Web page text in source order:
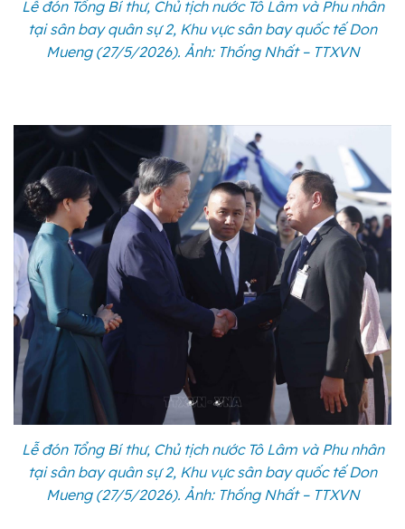
Lễ đón Tổng Bí thư, Chủ tịch nước Tô Lâm và Phu nhân
tại sân bay quân sự 2, Khu vực sân bay quốc tế Don
Mueng (27/5/2026). Ảnh: Thống Nhất – TTXVN
Lễ đón Tổng Bí thư, Chủ tịch nước Tô Lâm và Phu nhân
tại sân bay quân sự 2, Khu vực sân bay quốc tế Don
Mueng (27/5/2026). Ảnh: Thống Nhất – TTXVN